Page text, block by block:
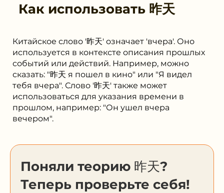
Как использовать 昨天
Китайское слово '昨天' означает 'вчера'. Оно
используется в контексте описания прошлых
событий или действий. Например, можно
сказать: "昨天 я пошел в кино" или "Я видел
тебя вчера". Слово '昨天' также может
использоваться для указания времени в
прошлом, например: "Он ушел вчера
вечером".
Поняли теорию 昨天?
Теперь проверьте себя!